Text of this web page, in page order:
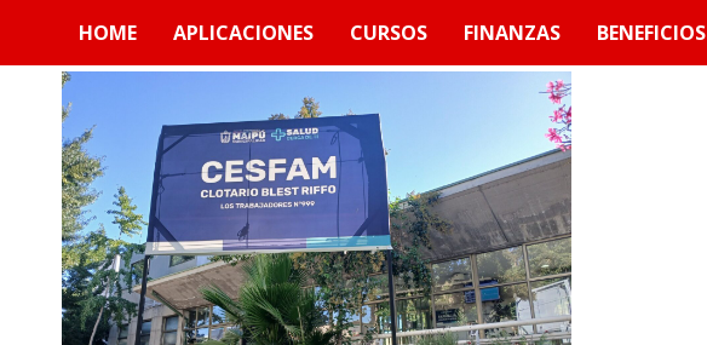
content
HOME APLICACIONES CURSOS FINANZAS BENEFICIOS